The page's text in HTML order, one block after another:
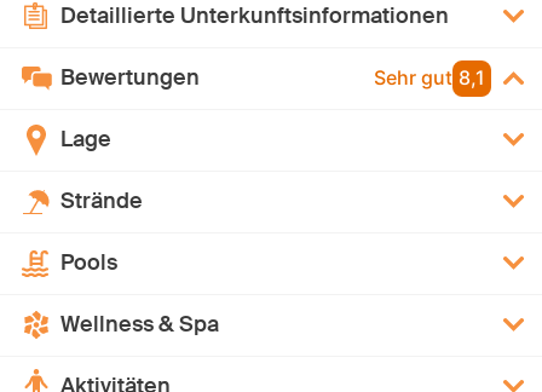
Detaillierte Unterkunftsinformationen
Bewertungen Sehr gut 8,1
Lage
Strände
Pools
Wellness & Spa